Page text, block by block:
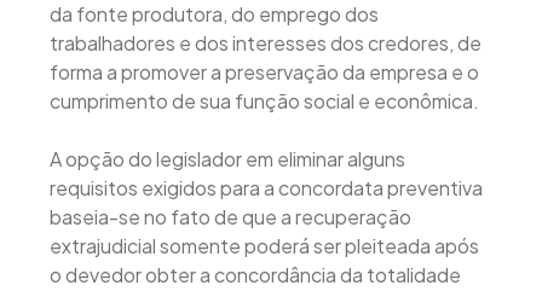
da fonte produtora, do emprego dos
trabalhadores e dos interesses dos credores, de
forma a promover a preservação da empresa e o
cumprimento de sua função social e econômica.
A opção do legislador em eliminar alguns
requisitos exigidos para a concordata preventiva
baseia-se no fato de que a recuperação
extrajudicial somente poderá ser pleiteada após
o devedor obter a concordância da totalidade